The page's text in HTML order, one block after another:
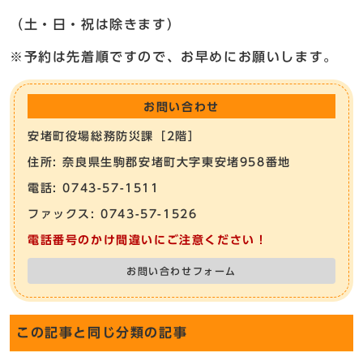
（土・日・祝は除きます）
※予約は先着順ですので、お早めにお願いします。
お問い合わせ
安堵町役場総務防災課［2階］
住所: 奈良県生駒郡安堵町大字東安堵958番地
電話: 0743-57-1511
ファックス: 0743-57-1526
電話番号のかけ間違いにご注意ください！
お問い合わせフォーム
この記事と同じ分類の記事